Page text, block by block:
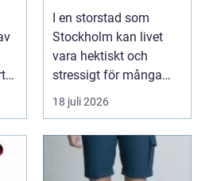
harmoni och
förståelse
I en storstad som
Stockholm kan livet
vara hektiskt och
stressigt för många
familjer. Kon...
18 juli 2026